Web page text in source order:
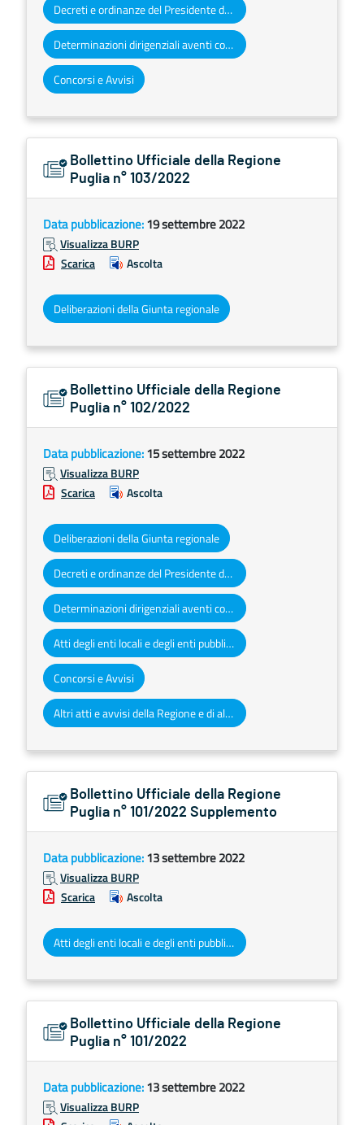
Decreti e ordinanze del Presidente della Giunta regionale
Determinazioni dirigenziali aventi contenuto di interesse generale
Concorsi e Avvisi
Bollettino Ufficiale della Regione
Puglia n° 103/2022
Data pubblicazione:19 settembre 2022
Visualizza BURP
Scarica
Ascolta
Deliberazioni della Giunta regionale
Bollettino Ufficiale della Regione
Puglia n° 102/2022
Data pubblicazione:15 settembre 2022
Visualizza BURP
Scarica
Ascolta
Deliberazioni della Giunta regionale
Decreti e ordinanze del Presidente della Giunta regionale
Determinazioni dirigenziali aventi contenuto di interesse generale
Atti degli enti locali e degli enti pubblici e privati
Concorsi e Avvisi
Altri atti e avvisi della Regione e di altri enti pubblici che interessano la collettività regionale
Bollettino Ufficiale della Regione
Puglia n° 101/2022 Supplemento
Data pubblicazione:13 settembre 2022
Visualizza BURP
Scarica
Ascolta
Atti degli enti locali e degli enti pubblici e privati
Bollettino Ufficiale della Regione
Puglia n° 101/2022
Data pubblicazione:13 settembre 2022
Visualizza BURP